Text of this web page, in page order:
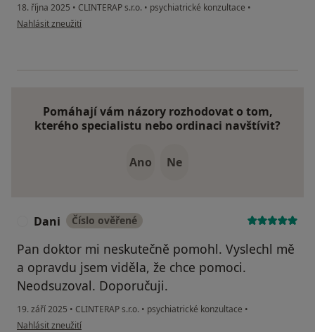
18. října 2025 • CLINTERAP s.r.o. • psychiatrické konzultace •
podle názoru uživatele Kateřina
Nahlásit zneužití
Pomáhají vám názory rozhodovat o tom,
kterého specialistu nebo ordinaci navštívit?
Ano Ne
Dani Číslo ověřené
Pan doktor mi neskutečně pomohl. Vyslechl mě
a opravdu jsem viděla, že chce pomoci.
Neodsuzoval. Doporučuji.
19. září 2025 • CLINTERAP s.r.o. • psychiatrické konzultace •
podle názoru uživatele Dani
Nahlásit zneužití